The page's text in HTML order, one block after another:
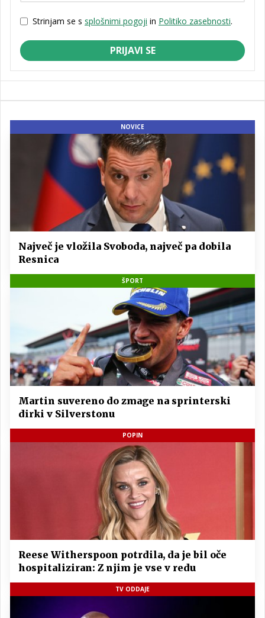
Strinjam se s splošnimi pogoji in Politiko zasebnosti.
PRIJAVI SE
NOVICE
Največ je vložila Svoboda, največ pa dobila
Resnica
ŠPORT
Martin suvereno do zmage na sprinterski
dirki v Silverstonu
POPIN
Reese Witherspoon potrdila, da je bil oče
hospitaliziran: Z njim je vse v redu
TV ODDAJE